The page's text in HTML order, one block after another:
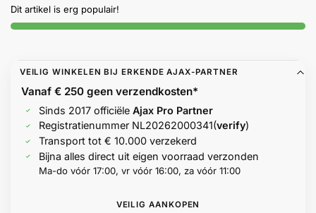
Dit artikel is erg populair!
VEILIG WINKELEN BIJ ERKENDE AJAX-PARTNER
Vanaf € 250 geenverzendkosten*
Sinds 2017 officiële Ajax Pro Partner
Registratienummer NL20262000341(verify)
Transport tot € 10.000 verzekerd
Bijna alles direct uit eigen voorraad verzonden
Ma-do vóór 17:00, vr vóór 16:00, za vóór 11:00
VEILIG AANKOPEN